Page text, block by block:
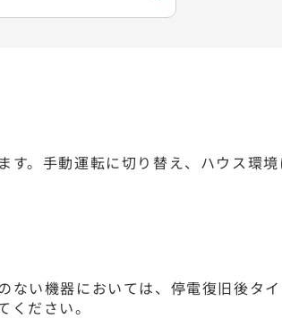
。手動運転に切り替え、ハウス環
ない機器においては、停電復旧後タ
ださい。